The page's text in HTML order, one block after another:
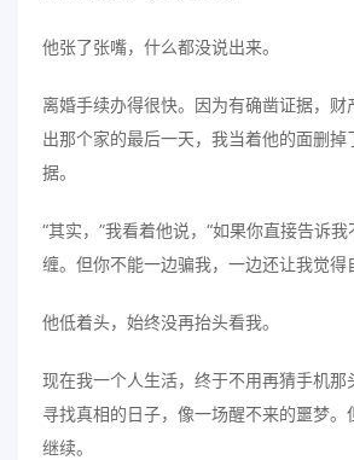
他张了张嘴，什么都没说出来。
离婚手续办得很快。因为有确凿证据，财
出那个家的最后一天，我当着他的面删掉
据。
“其实，”我看着他说，“如果你直接告诉
缠。但你不能一边骗我，一边还让我觉得
他低着头，始终没再抬头看我。
现在我一个人生活，终于不用再猜手机那
寻找真相的日子，像一场醒不来的噩梦。
继续。